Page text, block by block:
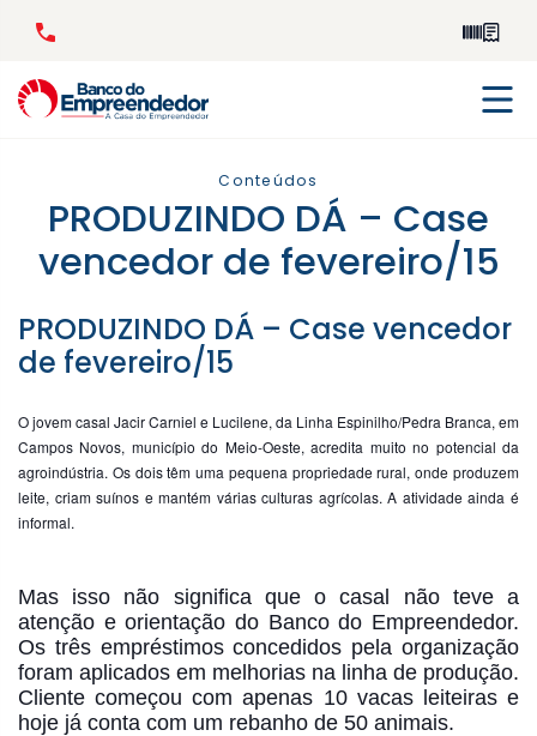
Conteúdos
PRODUZINDO DÁ – Case
vencedor de fevereiro/15
PRODUZINDO DÁ – Case vencedor
de fevereiro/15
O jovem casal Jacir Carniel e Lucilene, da Linha Espinilho/Pedra Branca, em
Campos Novos, município do Meio-Oeste, acredita muito no potencial da
agroindústria. Os dois têm uma pequena propriedade rural, onde produzem
leite, criam suínos e mantém várias culturas agrícolas. A atividade ainda é
informal.
Mas isso não significa que o casal não teve a
atenção e orientação do Banco do Empreendedor.
Os três empréstimos concedidos pela organização
foram aplicados em melhorias na linha de produção.
Cliente começou com apenas 10 vacas leiteiras e
hoje já conta com um rebanho de 50 animais.